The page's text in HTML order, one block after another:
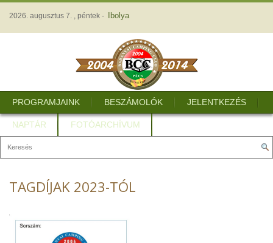
2026. augusztus 7. , péntek - Ibolya
PROGRAMJAINK BESZÁMOLÓK JELENTKEZÉS
NAPTÁR FOTÓARCHÍVUM
TAGDÍJAK 2023-TÓL